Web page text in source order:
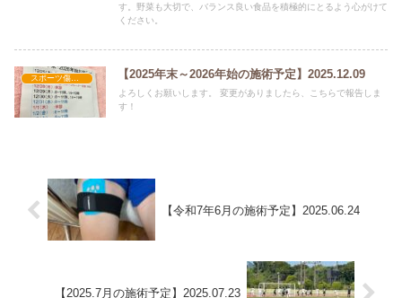
す。野菜も大切で、バランス良い食品を積極的にとるよう心がけて
ください。
スポーツ傷害・障害 【2025年末～2026年始の施術予定】2025.12.09
よろしくお願いします。 変更がありましたら、こちらで報告しま
す！
【令和7年6月の施術予定】2025.06.24
【2025.7月の施術予定】2025.07.23